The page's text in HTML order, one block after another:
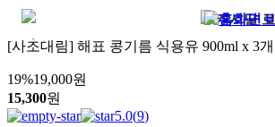
[사조대림] 해표 콩기름 식용유 900ml x 3개
19%19,000원
15,300원
5.0(9)